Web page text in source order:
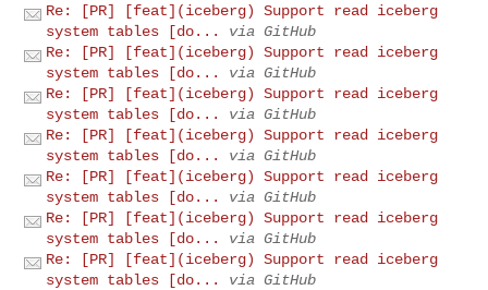
Re: [PR] [feat](iceberg) Support read iceberg
system tables [do...
via GitHub
Re: [PR] [feat](iceberg) Support read iceberg
system tables [do...
via GitHub
Re: [PR] [feat](iceberg) Support read iceberg
system tables [do...
via GitHub
Re: [PR] [feat](iceberg) Support read iceberg
system tables [do...
via GitHub
Re: [PR] [feat](iceberg) Support read iceberg
system tables [do...
via GitHub
Re: [PR] [feat](iceberg) Support read iceberg
system tables [do...
via GitHub
Re: [PR] [feat](iceberg) Support read iceberg
system tables [do...
via GitHub